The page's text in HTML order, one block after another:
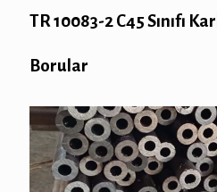
TR 10083-2 C45 Sınıfı
Borular